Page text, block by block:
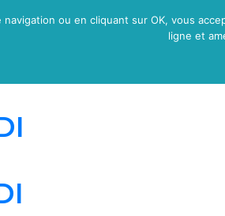
:Columns
navigation ou en cliquant sur OK, vous
ligne et